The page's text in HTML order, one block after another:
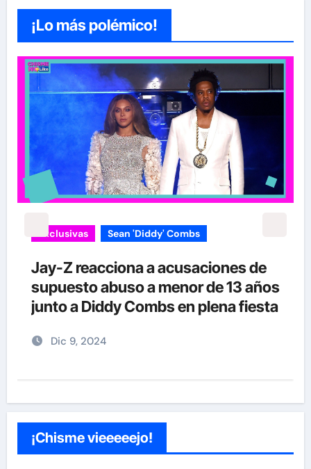
¡Lo más polémico!
Exclusivas Sean 'Diddy' Combs
Jay-Z reacciona a acusaciones de
supuesto abuso a menor de 13 años
junto a Diddy Combs en plena fiesta
Dic 9, 2024
¡Chisme vieeeeejo!